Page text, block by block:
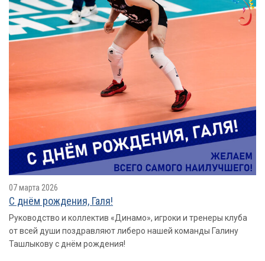
07 марта 2026
С днём рождения, Галя!
Руководство и коллектив «Динамо», игроки и тренеры клуба
от всей души поздравляют либеро нашей команды Галину
Ташлыкову с днём рождения!